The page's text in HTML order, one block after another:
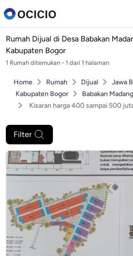
Rumah Dijual di Desa Babakan
Kabupaten Bogor
1 Rumah ditemukan - 1 dari 1 halaman
Home Rumah Dijual
Jawa
Kabupaten Bogor
Babakan Madang
Kisaran harga 400 sampai 500
Filter